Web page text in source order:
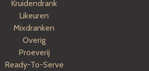
Kruidendrank
Likeuren
Mixdranken
Overig
Proeverij
Ready-To-Serve